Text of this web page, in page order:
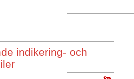
indikering- och